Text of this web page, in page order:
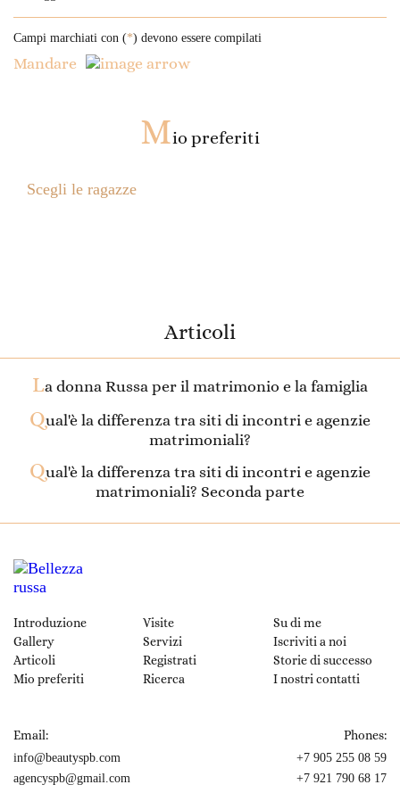
Campi marchiati con (*) devono essere compilati
Mandare
Mio preferiti
Scegli le ragazze
Articoli
La donna Russa per il matrimonio e la famiglia
Qual'è la differenza tra siti di incontri e agenzie
matrimoniali?
Qual'è la differenza tra siti di incontri e agenzie
matrimoniali? Seconda parte
Introduzione
Gallery
Articoli
Mio preferiti
Visite
Servizi
Registrati
Ricerca
Su di me
Iscriviti a noi
Storie di successo
I nostri contatti
Email:
info@beautyspb.com
agencyspb@gmail.com
Phones:
+7 905 255 08 59
+7 921 790 68 17